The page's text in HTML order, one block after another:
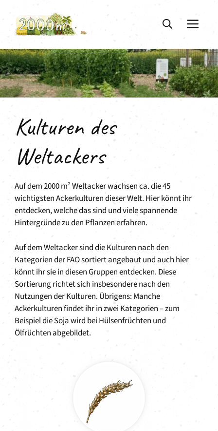
Inhalt
springen
Kulturen des
Weltackers
Auf dem 2000 m² Weltacker wachsen ca. die 45
wichtigsten Ackerkulturen dieser Welt. Hier könnt ihr
entdecken, welche das sind und viele spannende
Hintergründe zu den Pflanzen erfahren.
Auf dem Weltacker sind die Kulturen nach den
Kategorien der FAO sortiert angebaut und auch hier
könnt ihr sie in diesen Gruppen entdecken. Diese
Sortierung richtet sich insbesondere nach den
Nutzungen der Kulturen. Übrigens: Manche
Ackerkulturen findet ihr in zwei Kategorien – zum
Beispiel die Soja wird bei Hülsenfrüchten und
Ölfrüchten abgebildet.